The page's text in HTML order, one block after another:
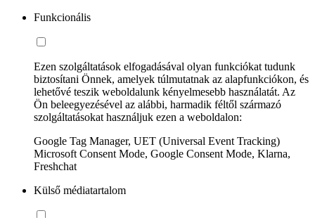
Funkcionális
Ezen szolgáltatások elfogadásával olyan funkciókat tudunk
biztosítani Önnek, amelyek túlmutatnak az alapfunkciókon, és
lehetővé teszik weboldalunk kényelmesebb használatát. Az
Ön beleegyezésével az alábbi, harmadik féltől származó
szolgáltatásokat használjuk ezen a weboldalon:
Google Tag Manager, UET (Universal Event Tracking)
Microsoft Consent Mode, Google Consent Mode, Klarna,
Freshchat
Külső médiatartalom